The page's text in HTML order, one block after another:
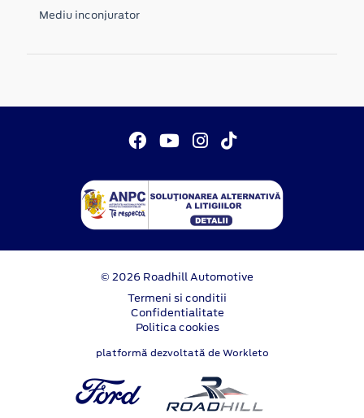
Mediu inconjurator
© 2026 Roadhill Automotive
Termeni si conditii
Confidentialitate
Politica cookies
platformă dezvoltată de Workleto